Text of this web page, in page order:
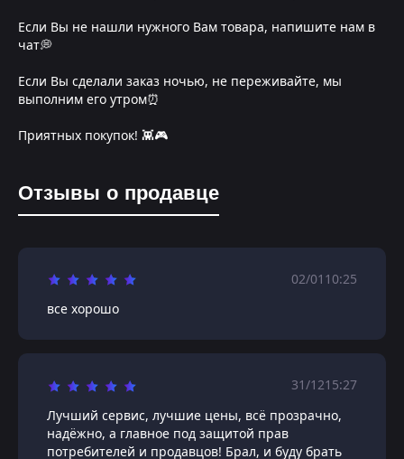
Если Вы не нашли нужного Вам товара, напишите нам в
чат💭
Если Вы сделали заказ ночью, не переживайте, мы
выполним его утром⏰
Приятных покупок! 👾🎮
Отзывы о продавце
02/01 10:25
все хорошо
31/1215:27
Лучший сервис, лучшие цены, всё прозрачно,
надёжно, а главное под защитой прав
потребителей и продавцов! Брал, и буду брать